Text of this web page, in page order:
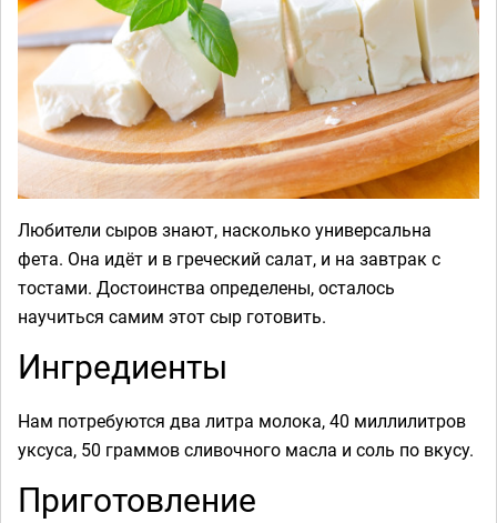
Любители сыров знают, насколько универсальна
фета. Она идёт и в греческий салат, и на завтрак с
тостами. Достоинства определены, осталось
научиться самим этот сыр готовить.
Ингредиенты
Нам потребуются два литра молока, 40 миллилитров
уксуса, 50 граммов сливочного масла и соль по вкусу.
Приготовление